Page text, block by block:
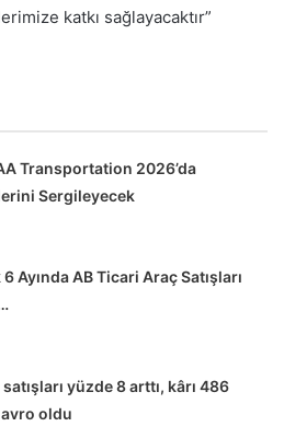
katkı sağlayacaktır”
Transportation 2026’da
Sergileyecek
6 Ayında AB Ticari Araç Satışları
satışları yüzde 8 arttı, kârı 486
oldu